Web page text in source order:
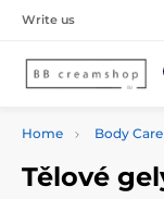
Write us
Home Body Care
Tělové